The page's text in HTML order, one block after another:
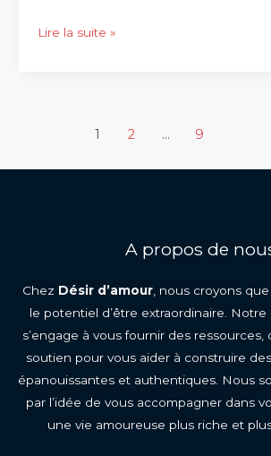
Le
Lire la suite »
1 2 … 9
A propos de
Chez Désir d’amour, nous croyons
le potentiel d’être extraordinaire.
s’engage à vous fournir des ressources,
soutien pour vous aider à construire
épanouissantes et authentiques. Nous
par l’idée de vous accompagner dans
une vie amoureuse plus riche et